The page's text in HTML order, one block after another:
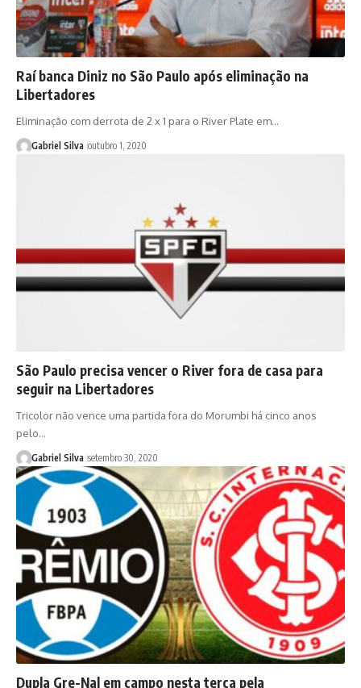
Raí banca Diniz no São Paulo após eliminação na
Libertadores
Eliminação com derrota de 2 x 1 para o River Plate em…
Gabriel Silva outubro 1, 2020
São Paulo precisa vencer o River fora de casa para
seguir na Libertadores
Tricolor não vence uma partida fora do Morumbi há cinco anos
pelo…
Gabriel Silva setembro 30, 2020
Dupla Gre-Nal em campo nesta terça pela